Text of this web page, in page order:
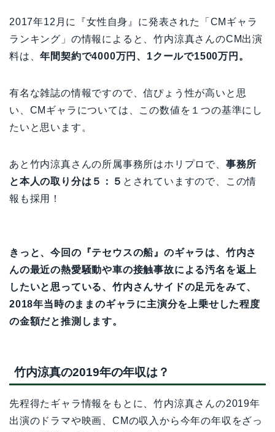
2017年12月に『女性自身』に発表された「CMギャラ
ランキング」の情報によると、竹内涼真さんのCM出演
料は、年間契約で4000万円、1クールで1500万円。
有名な雑誌の情報ですので、信ぴょう性が高いと思
い、CMギャラについては、この数値を１つの基準にし
たいと思います。
あと竹内涼真さんの所属事務所はホリプロで、 事務所
と本人の取り分は５：５ とされていますので、この情
報も採用！
きっと、今回の『テセウスの船』のギャラは、竹内さ
んの最近の熱愛騒動や車の接触事故による汚名を返上
したいと思っている、竹内さんサイドの足元をみて、
2018年当時のままのギャラに主演分を上乗せした程度
の金額だと推測します。
竹内涼真の2019年の年収は？
先程得たギャラ情報をもとに、竹内涼真さんの2019年
出演のドラマや映画、CMの収入から今年の年収をざっ